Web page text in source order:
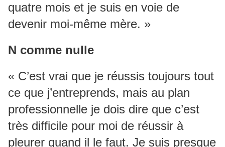
quatre mois et je suis en voie de
devenir moi-même mère. »
N comme nulle
« C’est vrai que je réussis toujours tout
ce que j’entreprends, mais au plan
professionnelle je dois dire que c’est
très difficile pour moi de réussir à
pleurer quand il le faut. Je suis presque